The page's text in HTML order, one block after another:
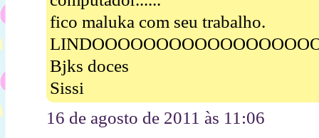
fico maluka com seu trabalho.
Bjks doces
Sissi
16 de agosto de 2011 às 11:06